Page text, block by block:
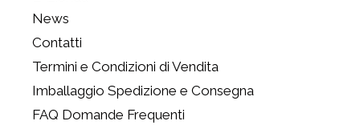
News
Contatti
Termini e Condizioni di Vendita
Imballaggio Spedizione e Consegna
FAQ Domande Frequenti